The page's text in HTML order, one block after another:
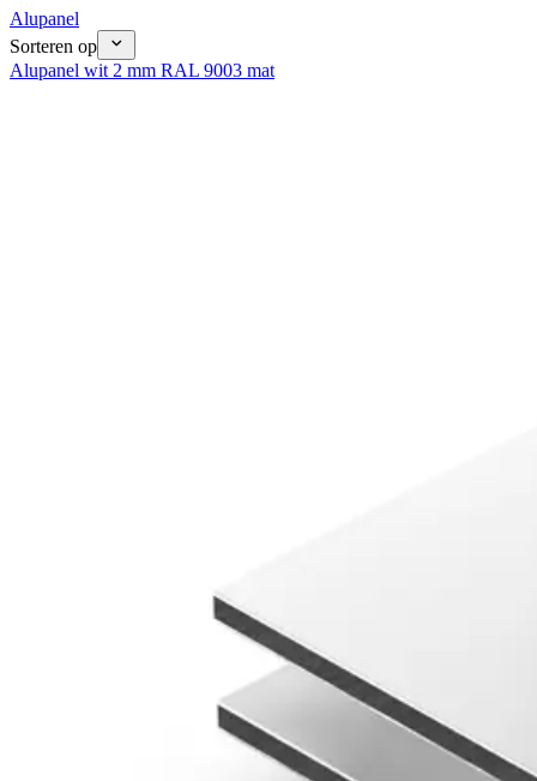
Alupanel
Sorteren op
Alupanel wit 2 mm RAL 9003 mat